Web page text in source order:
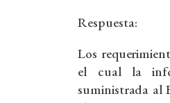
Respuesta:
Los
el cual la
suministrada al